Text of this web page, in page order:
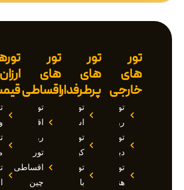
تور
های
خارجی
تور
روسیه
تور
دبی
تور
هند
تور
های
پرطرفدار
تور
استانبول
تور
کیش
تور
بالی
تور
های
اقساطی
تور
اقساطی
روسیه
تور
اقساطی
چین
ارزان
وان